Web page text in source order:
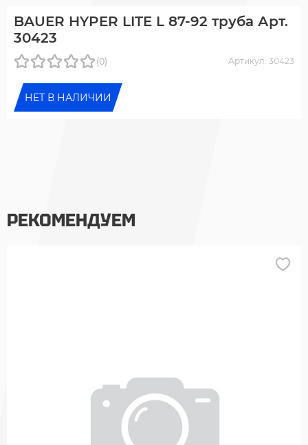
BAUER HYPER LITE L 87-92 труба Арт.
30423
(0) Артикул: 30423
НЕТ В НАЛИЧИИ
РЕКОМЕНДУЕМ